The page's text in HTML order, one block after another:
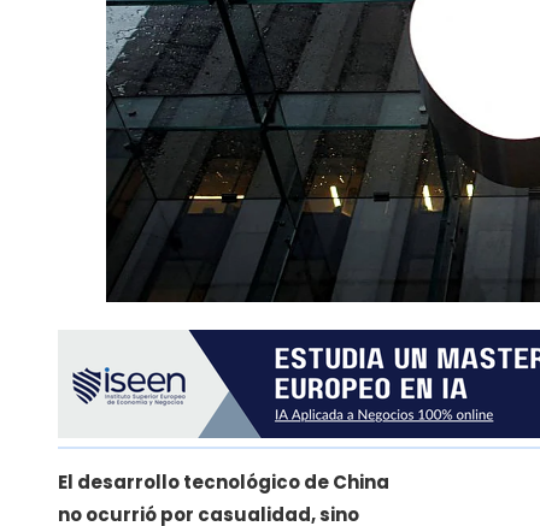
El desarrollo tecnológico de China
no ocurrió por casualidad, sino